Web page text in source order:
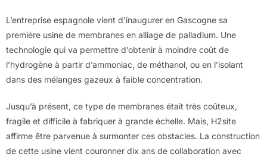
L’entreprise espagnole vient d’inaugurer en Gascogne sa
première usine de membranes en alliage de palladium. Une
technologie qui va permettre d’obtenir à moindre coût de
l’hydrogène à partir d’ammoniac, de méthanol, ou en l’isolant
dans des mélanges gazeux à faible concentration.
Jusqu’à présent, ce type de membranes était très coûteux,
fragile et difficile à fabriquer à grande échelle. Mais, H2site
affirme être parvenue à surmonter ces obstacles. La construction
de cette usine vient couronner dix ans de collaboration avec